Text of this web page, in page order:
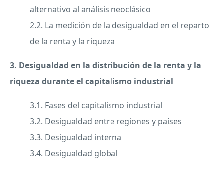
alternativo al análisis neoclásico
2.2. La medición de la desigualdad en el reparto
de la renta y la riqueza
3. Desigualdad en la distribución de la renta y la
riqueza durante el capitalismo industrial
3.1. Fases del capitalismo industrial
3.2. Desigualdad entre regiones y países
3.3. Desigualdad interna
3.4. Desigualdad global